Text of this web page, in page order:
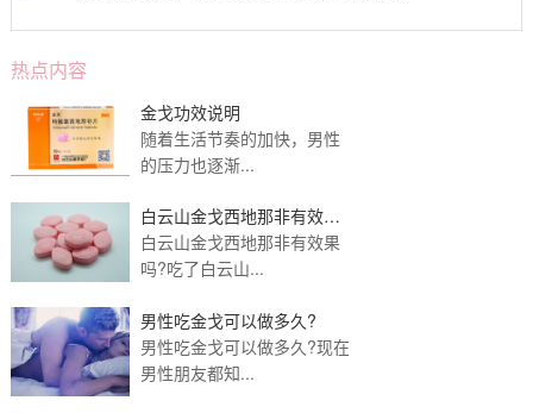
热点内容
金戈功效说明
随着生活节奏的加快，男性
的压力也逐渐...
白云山金戈西地那非有效果
吗？吃完多久有效果
白云山金戈西地那非有效果
吗?吃了白云山...
男性吃金戈可以做多久?
男性吃金戈可以做多久?现在
男性朋友都知...